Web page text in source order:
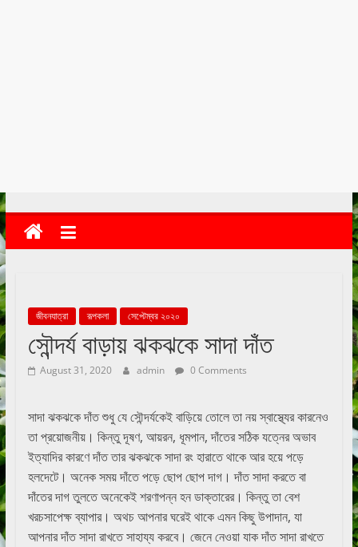
জীবনযাত্রা রূপকলা সেপ্টেম্বর ২০২০
সৌন্দর্য বাড়ায় ঝকঝকে সাদা দাঁত
August 31, 2020 admin 0 Comments
সাদা ঝকঝকে দাঁত শুধু যে সৌন্দর্যকেই বাড়িয়ে তোলে তা নয় স্বাস্থ্যের কারনেও
তা প্রয়োজনীয়। কিন্তু দূষণ, আয়রন, ধূমপান, দাঁতের সঠিক যত্নের অভাব
ইত্যাদির কারণে দাঁত তার ঝকঝকে সাদা রং হারাতে থাকে আর হয়ে পড়ে
হলদেটে। অনেক সময় দাঁতে পড়ে ছোপ ছোপ দাগ। দাঁত সাদা করতে বা
দাঁতের দাগ তুলতে অনেকেই শরণাপন্ন হন ডাক্তারের। কিন্তু তা বেশ
খরচসাপেক্ষ ব্যাপার। অথচ আপনার ঘরেই থাকে এমন কিছু উপাদান, যা
আপনার দাঁত সাদা রাখতে সাহায্য করবে। জেনে নেওয়া যাক দাঁত সাদা রাখতে